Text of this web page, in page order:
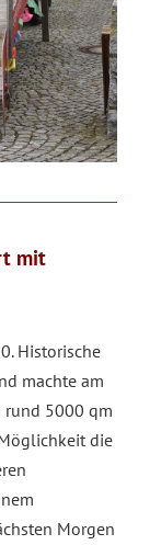
mit
Historische
machte am
rund 5000 qm
die
Morgen